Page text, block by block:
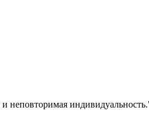
неповторимая